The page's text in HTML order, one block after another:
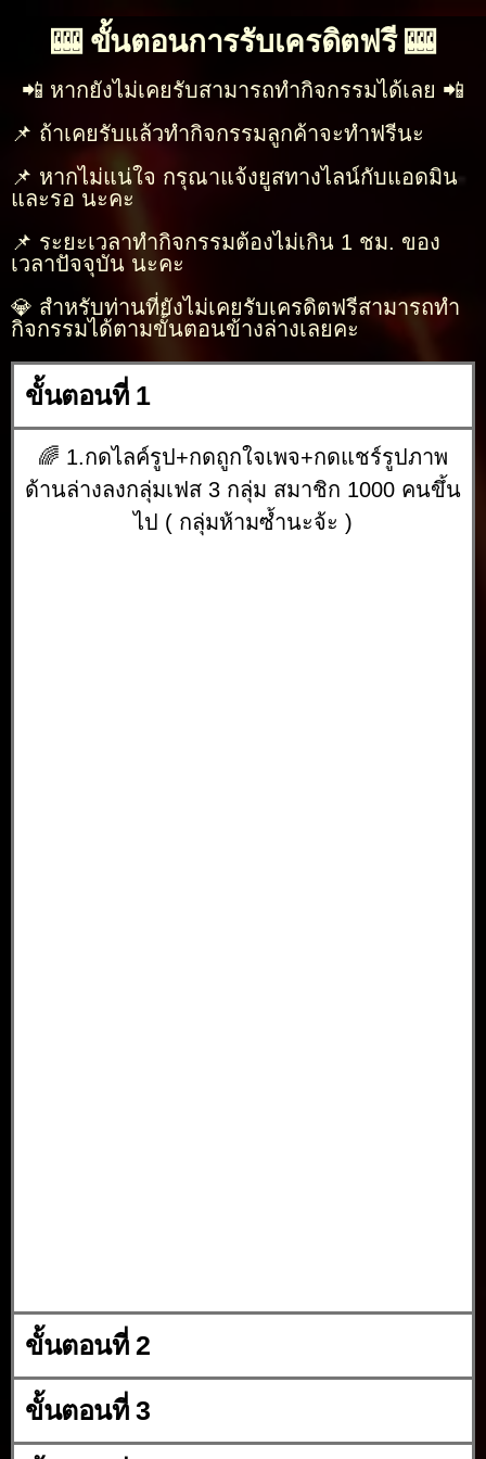
🎰 ขั้นตอนการรับเครดิตฟรี 🎰
📲 หากยังไม่เคยรับสามารถทำกิจกรรมได้เลย 📲
📌 ถ้าเคยรับแล้วทำกิจกรรมลูกค้าจะทำฟรีนะ
📌 หากไม่แน่ใจ กรุณาแจ้งยูสทางไลน์กับแอดมิน
และรอ นะคะ
📌 ระยะเวลาทำกิจกรรมต้องไม่เกิน 1 ชม. ของ
เวลาปัจจุบัน นะคะ
💎 สำหรับท่านที่ยังไม่เคยรับเครดิตฟรีสามารถทำ
กิจกรรมได้ตามขั้นตอนข้างล่างเลยคะ
ขั้นตอนที่ 1
🌈 1.กดไลค์รูป+กดถูกใจเพจ+กดแชร์รูปภาพ
ด้านล่างลงกลุ่มเฟส 3 กลุ่ม สมาชิก 1000 คนขึ้น
ไป ( กลุ่มห้ามซ้ำนะจ้ะ )
ขั้นตอนที่ 2
ขั้นตอนที่ 3